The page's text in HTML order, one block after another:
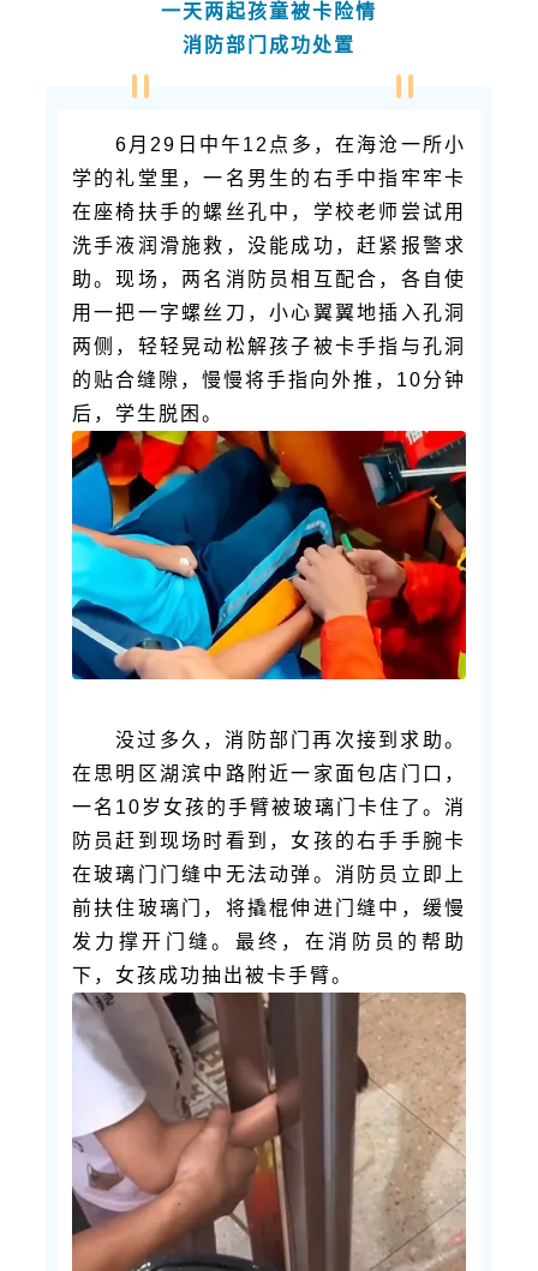
一天两起孩童被卡险情
消防部门成功处置
6月29日中午12点多，在海沧一所小
学的礼堂里，一名男生的右手中指牢牢卡
在座椅扶手的螺丝孔中，学校老师尝试用
洗手液润滑施救，没能成功，赶紧报警求
助。现场，两名消防员相互配合，各自使
用一把一字螺丝刀，小心翼翼地插入孔洞
两侧，轻轻晃动松解孩子被卡手指与孔洞
的贴合缝隙，慢慢将手指向外推，10分钟
后，学生脱困。
没过多久，消防部门再次接到求助。
在思明区湖滨中路附近一家面包店门口，
一名10岁女孩的手臂被玻璃门卡住了。消
防员赶到现场时看到，女孩的右手手腕卡
在玻璃门门缝中无法动弹。消防员立即上
前扶住玻璃门，将撬棍伸进门缝中，缓慢
发力撑开门缝。最终，在消防员的帮助
下，女孩成功抽出被卡手臂。